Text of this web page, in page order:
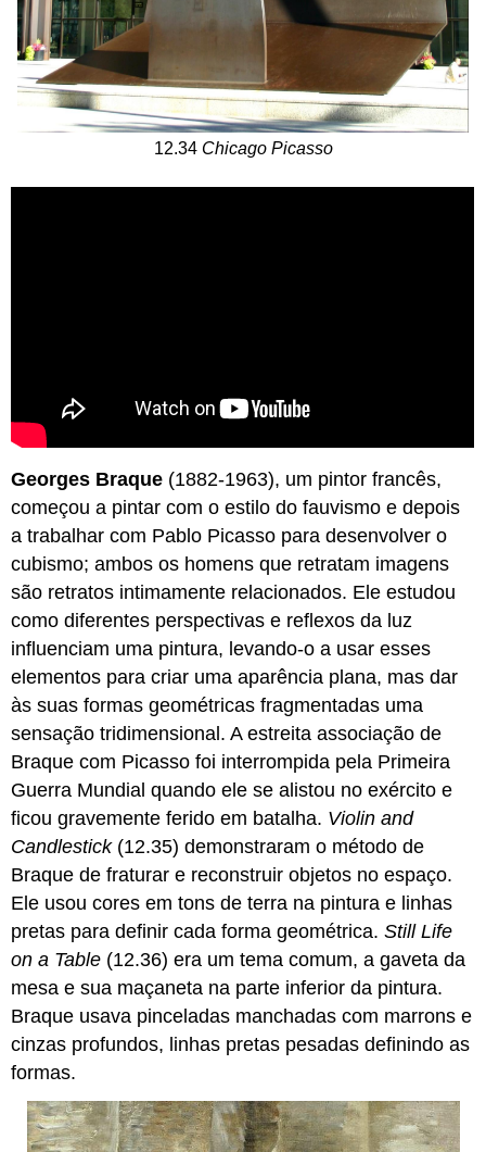
12.34 Chicago Picasso
Georges Braque (1882-1963), um pintor francês,
começou a pintar com o estilo do fauvismo e depois
a trabalhar com Pablo Picasso para desenvolver o
cubismo; ambos os homens que retratam imagens
são retratos intimamente relacionados. Ele estudou
como diferentes perspectivas e reflexos da luz
influenciam uma pintura, levando-o a usar esses
elementos para criar uma aparência plana, mas dar
às suas formas geométricas fragmentadas uma
sensação tridimensional. A estreita associação de
Braque com Picasso foi interrompida pela Primeira
Guerra Mundial quando ele se alistou no exército e
ficou gravemente ferido em batalha. Violin and
Candlestick(12.35) demonstraram o método de
Braque de fraturar e reconstruir objetos no espaço.
Ele usou cores em tons de terra na pintura e linhas
pretas para definir cada forma geométrica.Still Life
on a Table (12.36) era um tema comum, a gaveta da
mesa e sua maçaneta na parte inferior da pintura.
Braque usava pinceladas manchadas com marrons e
cinzas profundos, linhas pretas pesadas definindo as
formas.